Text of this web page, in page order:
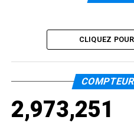
CLIQUEZ
2,973,251